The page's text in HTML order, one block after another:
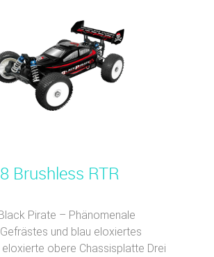
Brushless RTR
Pirate – Phänomenale
und blau eloxiertes
obere Chassisplatte Drei